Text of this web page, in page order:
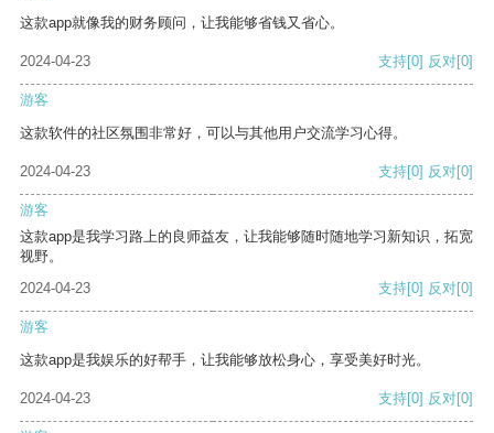
这款app就像我的财务顾问，让我能够省钱又省心。
2024-04-23 支持[0] 反对[0]
游客
这款软件的社区氛围非常好，可以与其他用户交流学习心得。
2024-04-23 支持[0] 反对[0]
游客
这款app是我学习路上的良师益友，让我能够随时随地学习新知识，拓宽
视野。
2024-04-23
支持[0] 反对[0]
游客
这款app是我娱乐的好帮手，让我能够放松身心，享受美好时光。
2024-04-23 支持[0] 反对[0]